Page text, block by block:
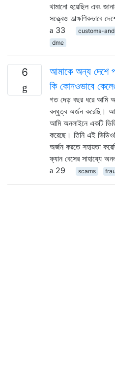
থামানো হয়েছিল এবং
সত্ত্বেও
33
customs-
dme
6
আমাকে অন্য দেশে
কি কোনওভাবে
গত দেড় বছর ধরে আমি
বন্ধুত্ব অর্জন করেছি।
আমি অনলাইনে একটি
করেছে। তিনি এই
অর্জন করতে সহায়তা
ফ্যান বেসের সাহায্যে
29
scams